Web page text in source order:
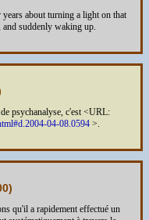
about turning a light on that
suddenly waking up.
psychanalyse, c'est <URL:
04-08.0594 >.
)
qu'il a rapidement effectué un